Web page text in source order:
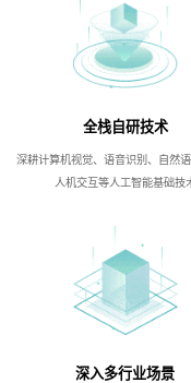
全栈自研技术
深耕计算机视觉、语音识别、自然语
人机交互等人工智能基础技
深入多行业场景